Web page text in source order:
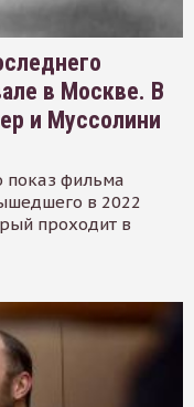
в Москве. В
и Муссолини
показ фильма
в 2022
проходит в